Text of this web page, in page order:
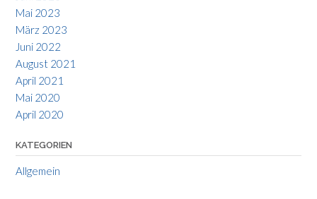
Mai 2023
März 2023
Juni 2022
August 2021
April 2021
Mai 2020
April 2020
KATEGORIEN
Allgemein